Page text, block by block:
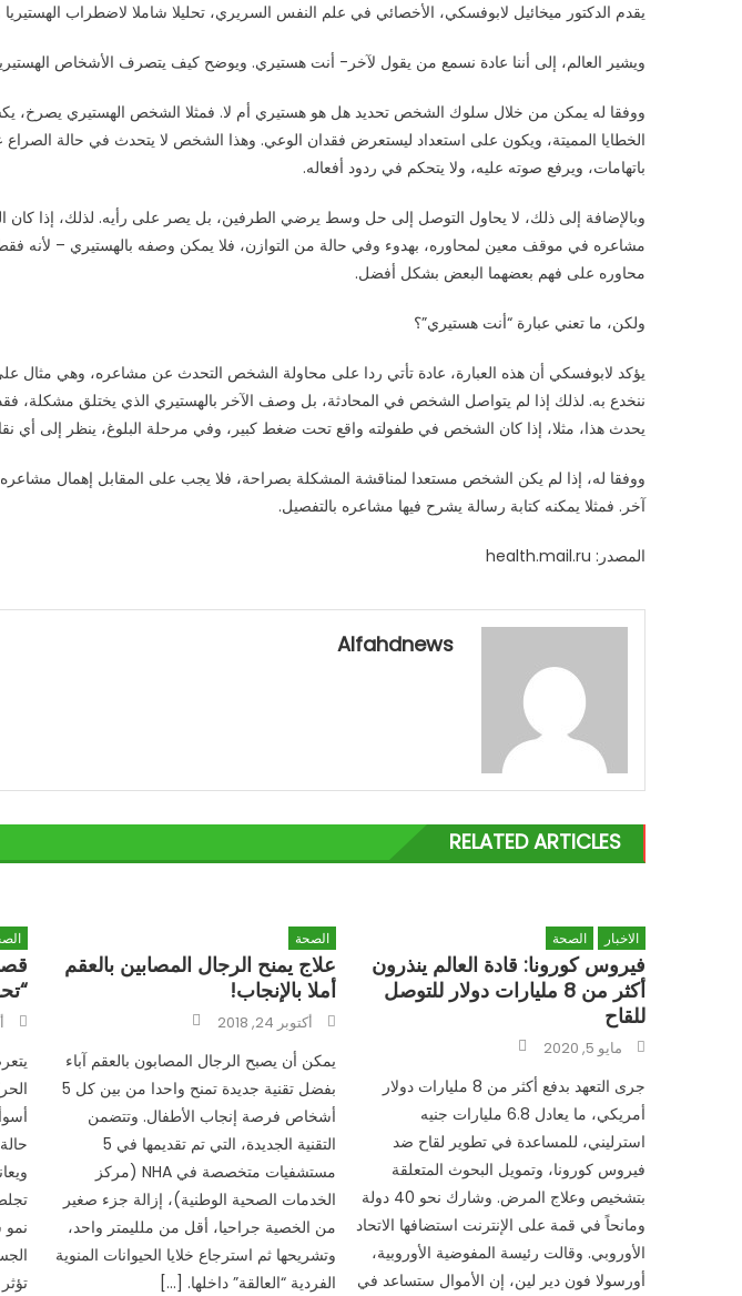
هو
الهستيريا
نتعامل
معه؟
مغلقة
يقدم الدكتور ميخائيل لابوفسكي، الأخصائي في علم النفس السريري، تحليلا شاملا لاضطراب
ويشير العالم، إلى أننا عادة نسمع من يقول لآخر- أنت هستيري. ويوضح كيف يتصرف الأشخاص
ووفقا له يمكن من خلال سلوك الشخص تحديد هل هو هستيري أم لا. فمثلا الشخص الهستيري يصرخ،
الخطايا المميتة، ويكون على استعداد ليستعرض فقدان الوعي. وهذا الشخص لا يتحدث في حالة
باتهامات، ويرفع صوته عليه، ولا يتحكم في ردود أفعاله.
وبالإضافة إلى ذلك، لا يحاول التوصل إلى حل وسط يرضي الطرفين، بل يصر على رأيه. لذلك، إذا
مشاعره في موقف معين لمحاوره، بهدوء وفي حالة من التوازن، فلا يمكن وصفه بالهستيري – لأنه
محاوره على فهم بعضهما البعض بشكل أفضل.
ولكن، ما تعني عبارة “أنت هستيري”؟
يؤكد لابوفسكي أن هذه العبارة، عادة تأتي ردا على محاولة الشخص التحدث عن مشاعره، وهي مثال
ننخدع به. لذلك إذا لم يتواصل الشخص في المحادثة، بل وصف الآخر بالهستيري الذي يختلق مشكلة،
يحدث هذا، مثلا، إذا كان الشخص في طفولته واقع تحت ضغط كبير، وفي مرحلة البلوغ، ينظر إلى أي
ووفقا له، إذا لم يكن الشخص مستعدا لمناقشة المشكلة بصراحة، فلا يجب على المقابل إهمال
آخر. فمثلا يمكنه كتابة رسالة يشرح فيها مشاعره بالتفصيل.
المصدر: health.mail.ru
Alfahdnews
RELATED ARTICLES
on
نمو
الصحة
علاج يمنح الرجال المصابين بالعقم
أملا بالإنجاب!
Posted
onأكتوبر 24, 2018
يمكن أن يصبح الرجال المصابون بالعقم آباء
بفضل تقنية جديدة تمنح واحدا من بين كل 5
أشخاص فرصة إنجاب الأطفال. وتتضمن
التقنية الجديدة، التي تم تقديمها في 5
مستشفيات متخصصة في NHA (مركز
الخدمات الصحية الوطنية)، إزالة جزء صغير
من الخصية جراحيا، أقل من ملليمتر واحد،
وتشريحها ثم استرجاع خلايا الحيوانات المنوية
الفردية “العالقة” داخلها. […]
الاخبار الصحة
فيروس كورونا: قادة العالم ينذرون
أكثر من 8 مليارات دولار للتوصل
للقاح
Posted
onمايو 5, 2020
جرى التعهد بدفع أكثر من 8 مليارات دولار
أمريكي، ما يعادل 6.8 مليارات جنيه
استرليني، للمساعدة في تطوير لقاح ضد
فيروس كورونا، وتمويل البحوث المتعلقة
بتشخيص وعلاج المرض. وشارك نحو 40 دولة
ومانحاً في قمة على الإنترنت استضافها الاتحاد
الأوروبي. وقالت رئيسة المفوضية الأوروبية،
أورسولا فون دير لين، إن الأموال ستساعد في